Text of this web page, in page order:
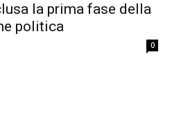
la prima fase della
politica
0